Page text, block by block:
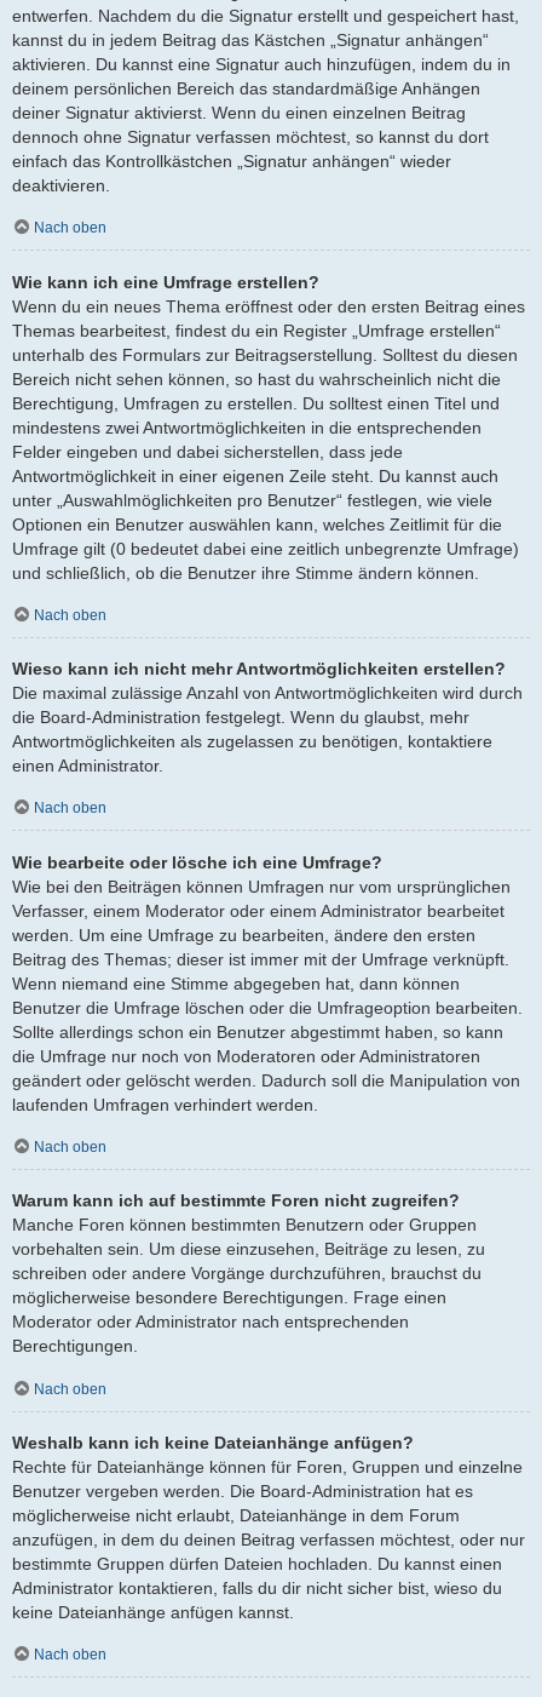
entwerfen. Nachdem du die Signatur erstellt und gespeichert hast,
kannst du in jedem Beitrag das Kästchen „Signatur anhängen“
aktivieren. Du kannst eine Signatur auch hinzufügen, indem du in
deinem persönlichen Bereich das standardmäßige Anhängen
deiner Signatur aktivierst. Wenn du einen einzelnen Beitrag
dennoch ohne Signatur verfassen möchtest, so kannst du dort
einfach das Kontrollkästchen „Signatur anhängen“ wieder
deaktivieren.
Nach oben
Wie kann ich eine Umfrage erstellen?
Wenn du ein neues Thema eröffnest oder den ersten Beitrag eines
Themas bearbeitest, findest du ein Register „Umfrage erstellen“
unterhalb des Formulars zur Beitragserstellung. Solltest du diesen
Bereich nicht sehen können, so hast du wahrscheinlich nicht die
Berechtigung, Umfragen zu erstellen. Du solltest einen Titel und
mindestens zwei Antwortmöglichkeiten in die entsprechenden
Felder eingeben und dabei sicherstellen, dass jede
Antwortmöglichkeit in einer eigenen Zeile steht. Du kannst auch
unter „Auswahlmöglichkeiten pro Benutzer“ festlegen, wie viele
Optionen ein Benutzer auswählen kann, welches Zeitlimit für die
Umfrage gilt (0 bedeutet dabei eine zeitlich unbegrenzte Umfrage)
und schließlich, ob die Benutzer ihre Stimme ändern können.
Nach oben
Wieso kann ich nicht mehr Antwortmöglichkeiten erstellen?
Die maximal zulässige Anzahl von Antwortmöglichkeiten wird durch
die Board-Administration festgelegt. Wenn du glaubst, mehr
Antwortmöglichkeiten als zugelassen zu benötigen, kontaktiere
einen Administrator.
Nach oben
Wie bearbeite oder lösche ich eine Umfrage?
Wie bei den Beiträgen können Umfragen nur vom ursprünglichen
Verfasser, einem Moderator oder einem Administrator bearbeitet
werden. Um eine Umfrage zu bearbeiten, ändere den ersten
Beitrag des Themas; dieser ist immer mit der Umfrage verknüpft.
Wenn niemand eine Stimme abgegeben hat, dann können
Benutzer die Umfrage löschen oder die Umfrageoption bearbeiten.
Sollte allerdings schon ein Benutzer abgestimmt haben, so kann
die Umfrage nur noch von Moderatoren oder Administratoren
geändert oder gelöscht werden. Dadurch soll die Manipulation von
laufenden Umfragen verhindert werden.
Nach oben
Warum kann ich auf bestimmte Foren nicht zugreifen?
Manche Foren können bestimmten Benutzern oder Gruppen
vorbehalten sein. Um diese einzusehen, Beiträge zu lesen, zu
schreiben oder andere Vorgänge durchzuführen, brauchst du
möglicherweise besondere Berechtigungen. Frage einen
Moderator oder Administrator nach entsprechenden
Berechtigungen.
Nach oben
Weshalb kann ich keine Dateianhänge anfügen?
Rechte für Dateianhänge können für Foren, Gruppen und einzelne
Benutzer vergeben werden. Die Board-Administration hat es
möglicherweise nicht erlaubt, Dateianhänge in dem Forum
anzufügen, in dem du deinen Beitrag verfassen möchtest, oder nur
bestimmte Gruppen dürfen Dateien hochladen. Du kannst einen
Administrator kontaktieren, falls du dir nicht sicher bist, wieso du
keine Dateianhänge anfügen kannst.
Nach oben